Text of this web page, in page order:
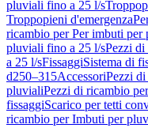
pluviali fino a 25 l/s
Troppopieni d'emergenza
ricambio per Per imbuti
pluviali fino a 25 l/sPezzi
a 25 l/sFissaggiSistema di
d250–315AccessoriPezzi
pluvialiPezzi di ricambio
fissaggiScarico per tetti
ricambio per Imbuti per